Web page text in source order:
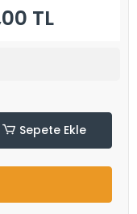
TL
Sepete Ekle